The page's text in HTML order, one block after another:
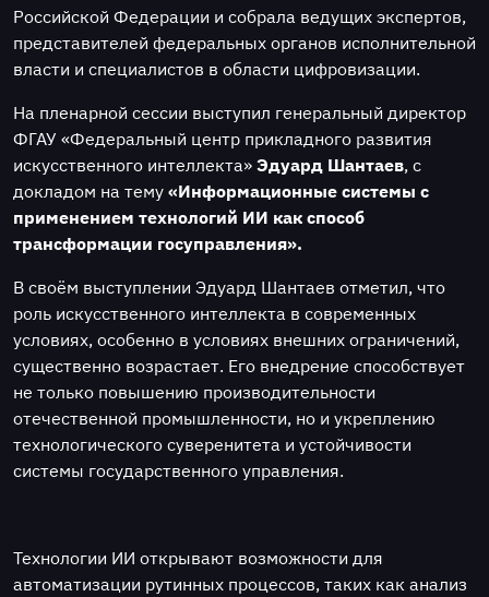
Российской Федерации и собрала ведущих экспертов,
представителей федеральных органов исполнительной
власти и специалистов в области цифровизации.
На пленарной сессии выступил генеральный директор
ФГАУ «Федеральный центр прикладного развития
искусственного интеллекта» Эдуард Шантаев, с
докладом на тему «Информационные системы с
применением технологий ИИ как способ
трансформации госуправления».
В своём выступлении Эдуард Шантаев отметил, что
роль искусственного интеллекта в современных
условиях, особенно в условиях внешних ограничений,
существенно возрастает. Его внедрение способствует
не только повышению производительности
отечественной промышленности, но и укреплению
технологического суверенитета и устойчивости
системы государственного управления.
Технологии ИИ открывают возможности для
автоматизации рутинных процессов, таких как анализ